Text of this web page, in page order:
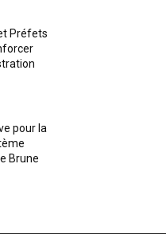
Préfets
pour la
Brune